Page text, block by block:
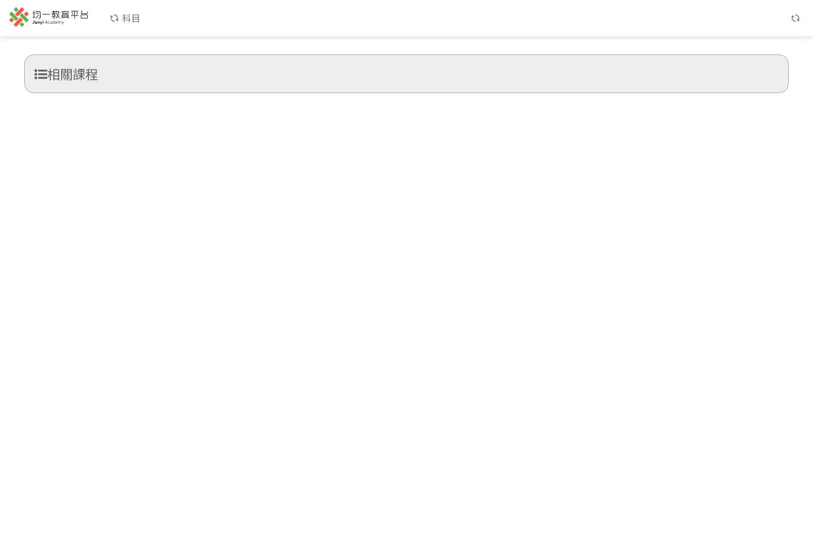
科目
相關課程